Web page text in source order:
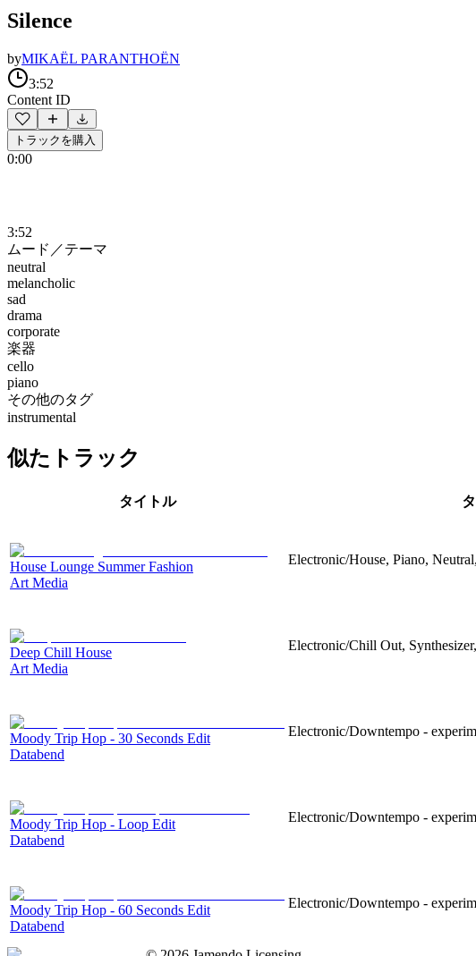
Silence
byMIKAËL PARANTHOËN
3:52
Content ID
トラックを購入
0:00
3:52
ムード／テーマ
neutral
melancholic
sad
drama
corporate
楽器
cello
piano
その他のタグ
instrumental
似たトラック
タイトル
House Lounge Summer Fashion
Art Media
Electronic/House, Piano,
Deep Chill House
Art Media
Electronic/Chill Out,
Moody Trip Hop - 30 Seconds Edit
Databend
Electronic/Downtempo -
Moody Trip Hop - Loop Edit
Databend
Electronic/Downtempo -
Moody Trip Hop - 60 Seconds Edit
Databend
Electronic/Downtempo -